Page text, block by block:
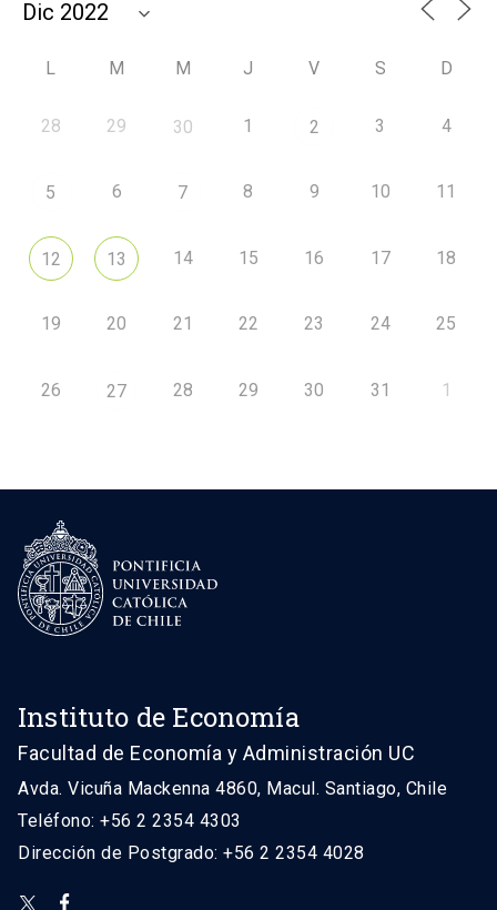
L M M J V S D
28 29 30 1 2 3 4
5 6 7 8 9 10 11
12 13 14 15 16 17 18
19 20 21 22 23 24 25
26 27 28 29 30 31 1
Instituto de Economía
Facultad de Economía y Administración UC
Avda. Vicuña Mackenna 4860, Macul. Santiago, Chile
Teléfono: +56 2 2354 4303
Dirección de Postgrado: +56 2 2354 4028